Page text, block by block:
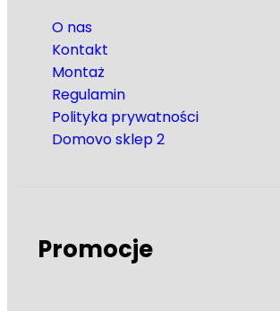
O nas
Kontakt
Montaż
Regulamin
Polityka prywatności
Domovo sklep 2
Promocje